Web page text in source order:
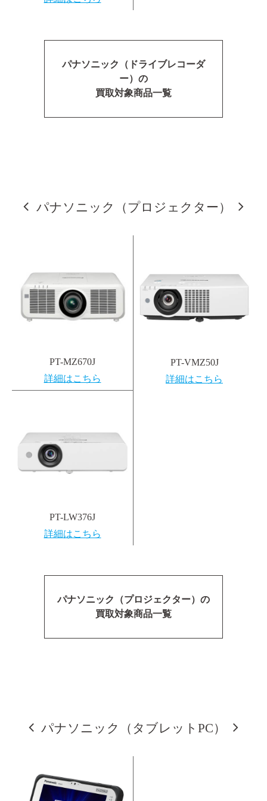
パナソニック（ドライブレコーダ
ー）の
買取対象商品一覧
パナソニック（プロジェクター）
PT-MZ670J
詳細はこちら
PT-VMZ50J
詳細はこちら
PT-LW376J
詳細はこちら
パナソニック（プロジェクター）の
買取対象商品一覧
パナソニック（タブレットPC）